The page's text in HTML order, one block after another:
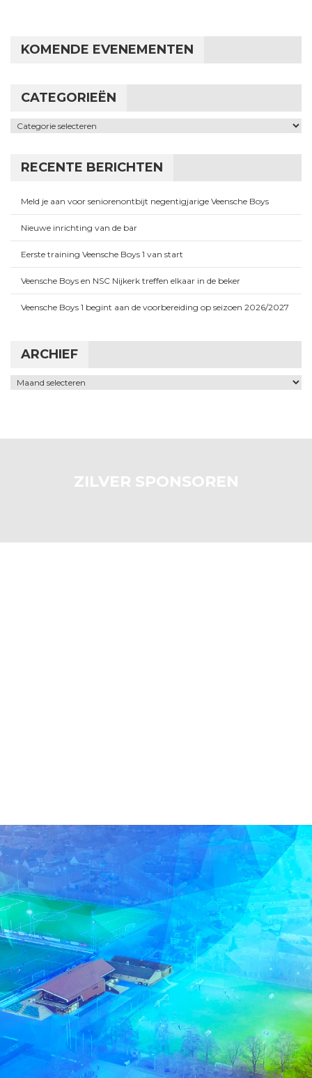
KOMENDE EVENEMENTEN
CATEGORIEËN
Categorieën
RECENTE BERICHTEN
Meld je aan voor seniorenontbijt negentigjarige Veensche Boys
Nieuwe inrichting van de bar
Eerste training Veensche Boys 1 van start
Veensche Boys en NSC Nijkerk treffen elkaar in de beker
Veensche Boys 1 begint aan de voorbereiding op seizoen 2026/2027
ARCHIEF
Archief
ZILVER SPONSOREN